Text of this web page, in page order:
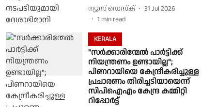
ന്യൂസ് ഡെസ്ക്
31 Jul 2026
1 min read
KERALA
"സർക്കാരിന്മേൽ പാർട്ടിക്ക്
നിയന്ത്രണം ഉണ്ടായില്ല";
പിണറായിയെ കേന്ദ്രീകരിച്ചുള്ള
പ്രചാരണം തിരിച്ചടിയായെന്ന്
സിപിഐഎം കേന്ദ്ര കമ്മിറ്റി
റിപ്പോർട്ട്